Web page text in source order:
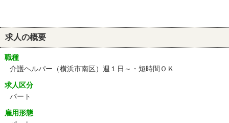
求人の概要
職種
介護ヘルパー（横浜市南区）週１日～・短時間ＯＫ
求人区分
パート
雇用形態